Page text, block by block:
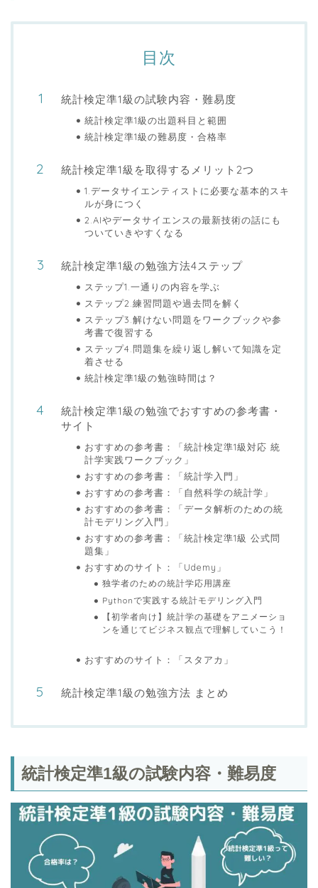
目次
統計検定準1級の試験内容・難易度
統計検定準1級の出題科目と範囲
統計検定準1級の難易度・合格率
統計検定準1級を取得するメリット2つ
1.データサイエンティストに必要な基本的スキ
ルが身につく
2.AIやデータサイエンスの最新技術の話にも
ついていきやすくなる
統計検定準1級の勉強方法4ステップ
ステップ1.一通りの内容を学ぶ
ステップ2.練習問題や過去問を解く
ステップ3.解けない問題をワークブックや参
考書で復習する
ステップ4.問題集を繰り返し解いて知識を定
着させる
統計検定準1級の勉強時間は？
統計検定準1級の勉強でおすすめの参考書・
サイト
おすすめの参考書：「統計検定準1級対応 統
計学実践ワークブック」
おすすめの参考書：「統計学入門」
おすすめの参考書：「自然科学の統計学」
おすすめの参考書：「データ解析のための統
計モデリング入門」
おすすめの参考書：「統計検定準1級 公式問
題集」
おすすめのサイト：「Udemy」
独学者のための統計学応用講座
Pythonで実践する統計モデリング入門
【初学者向け】統計学の基礎をアニメーショ
ンを通じてビジネス観点で理解していこう！
おすすめのサイト：「スタアカ」
統計検定準1級の勉強方法 まとめ
統計検定準1級の試験内容・難易度